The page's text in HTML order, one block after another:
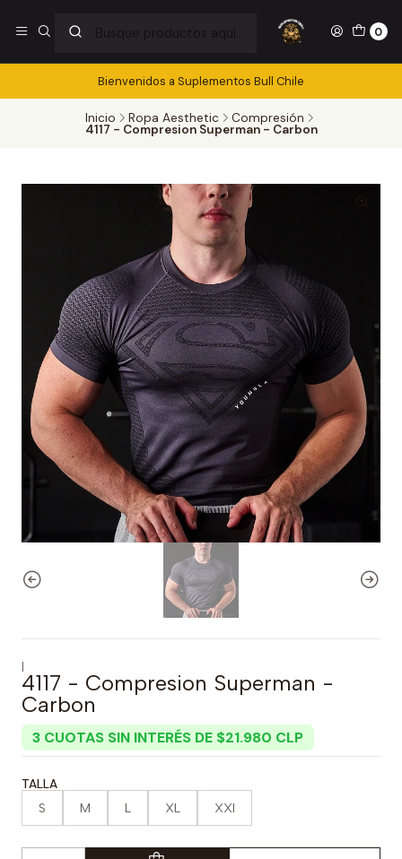
0
Bienvenidos a Suplementos Bull Chile
Inicio Ropa Aesthetic Compresión
4117 - Compresion Superman - Carbon
|
4117 - Compresion Superman -
Carbon
3 CUOTAS SIN INTERÉS DE $21.980 CLP
TALLA
S M L XL XXl